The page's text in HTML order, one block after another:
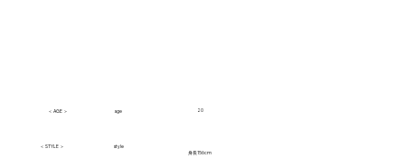
＜ AGE ＞ age 20
＜ STYLE ＞
style
身長156cm